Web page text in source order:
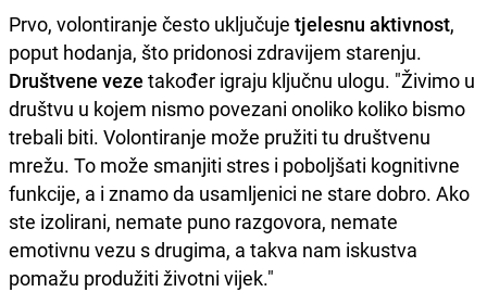
Prvo, volontiranje često uključuje tjelesnu aktivnost,
poput hodanja, što pridonosi zdravijem starenju.
Društvene veze također igraju ključnu ulogu. "Živimo u
društvu u kojem nismo povezani onoliko koliko bismo
trebali biti. Volontiranje može pružiti tu društvenu
mrežu. To može smanjiti stres i poboljšati kognitivne
funkcije, a i znamo da usamljenici ne stare dobro. Ako
ste izolirani, nemate puno razgovora, nemate
emotivnu vezu s drugima, a takva nam iskustva
pomažu produžiti životni vijek."